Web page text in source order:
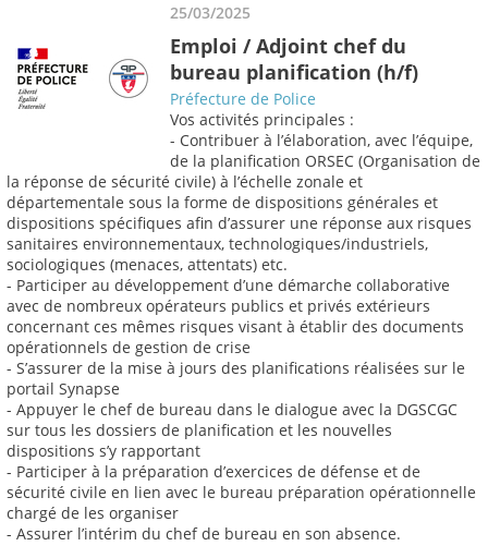
25/03/2025
Emploi / Adjoint chef du
bureau planification (h/f)
Préfecture de Police
Vos activités principales :
- Contribuer à l’élaboration, avec l’équipe,
de la planification ORSEC (Organisation de
la réponse de sécurité civile) à l’échelle zonale et
départementale sous la forme de dispositions générales et
dispositions spécifiques afin d’assurer une réponse aux risques
sanitaires environnementaux, technologiques/industriels,
sociologiques (menaces, attentats) etc.
- Participer au développement d’une démarche collaborative
avec de nombreux opérateurs publics et privés extérieurs
concernant ces mêmes risques visant à établir des documents
opérationnels de gestion de crise
- S’assurer de la mise à jours des planifications réalisées sur le
portail Synapse
- Appuyer le chef de bureau dans le dialogue avec la DGSCGC
sur tous les dossiers de planification et les nouvelles
dispositions s’y rapportant
- Participer à la préparation d’exercices de défense et de
sécurité civile en lien avec le bureau préparation opérationnelle
chargé de les organiser
- Assurer l’intérim du chef de bureau en son absence.